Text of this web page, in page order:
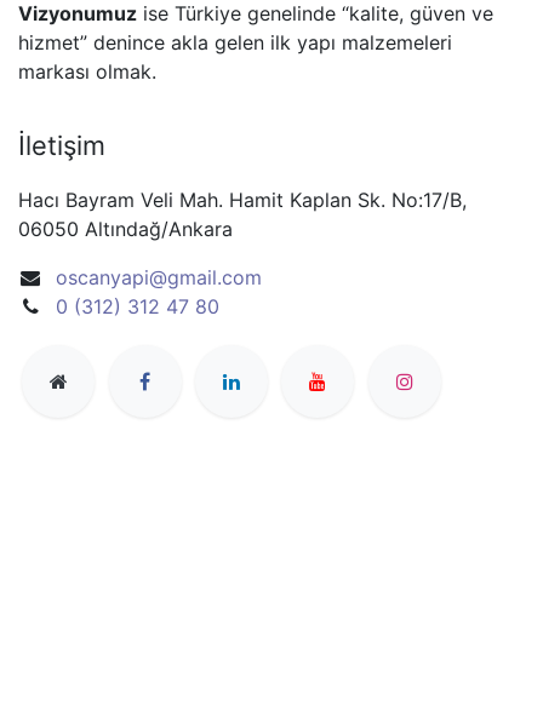
Vizyonumuz ise Türkiye genelinde “kalite, güven ve
hizmet” denince akla gelen ilk yapı malzemeleri
markası olmak.
İletişim
Hacı Bayram Veli Mah. Hamit Kaplan Sk. No:17/B,
06050 Altındağ/Ankara
oscanyapi@gmail.com
0 (312) 312 47 80